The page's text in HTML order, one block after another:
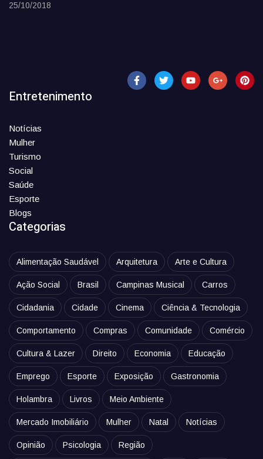
25/10/2018
Entretenimento
Notícias
Mulher
Turismo
Social
Saúde
Esporte
Blogs
Categorias
Alimentação Saudável Arquitetura Arte e Cultura
Ação Social Brasil Campinas Musical Carros
Cidadania Cidade Cinema Ciência & Tecnologia
Comportamento Compras Comunidade Comércio
Cultura & Lazer Direito Economia Educação
Emprego Esporte Exposição Gastronomia
Holambra Livros Meio Ambiente
Mercado Imobiliário Mulher Natal Notícias
Opinião Psicologia Região